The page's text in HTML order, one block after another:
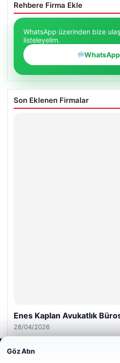
Rehbere Firma Ekle
WhatsApp üzerinden bize
listeleyelim.
Son Eklenen Firmalar
Enes Kaplan Avukatlık
28/04/2026
Web sitemizi nasıl kullandığınızı
Göz Atın